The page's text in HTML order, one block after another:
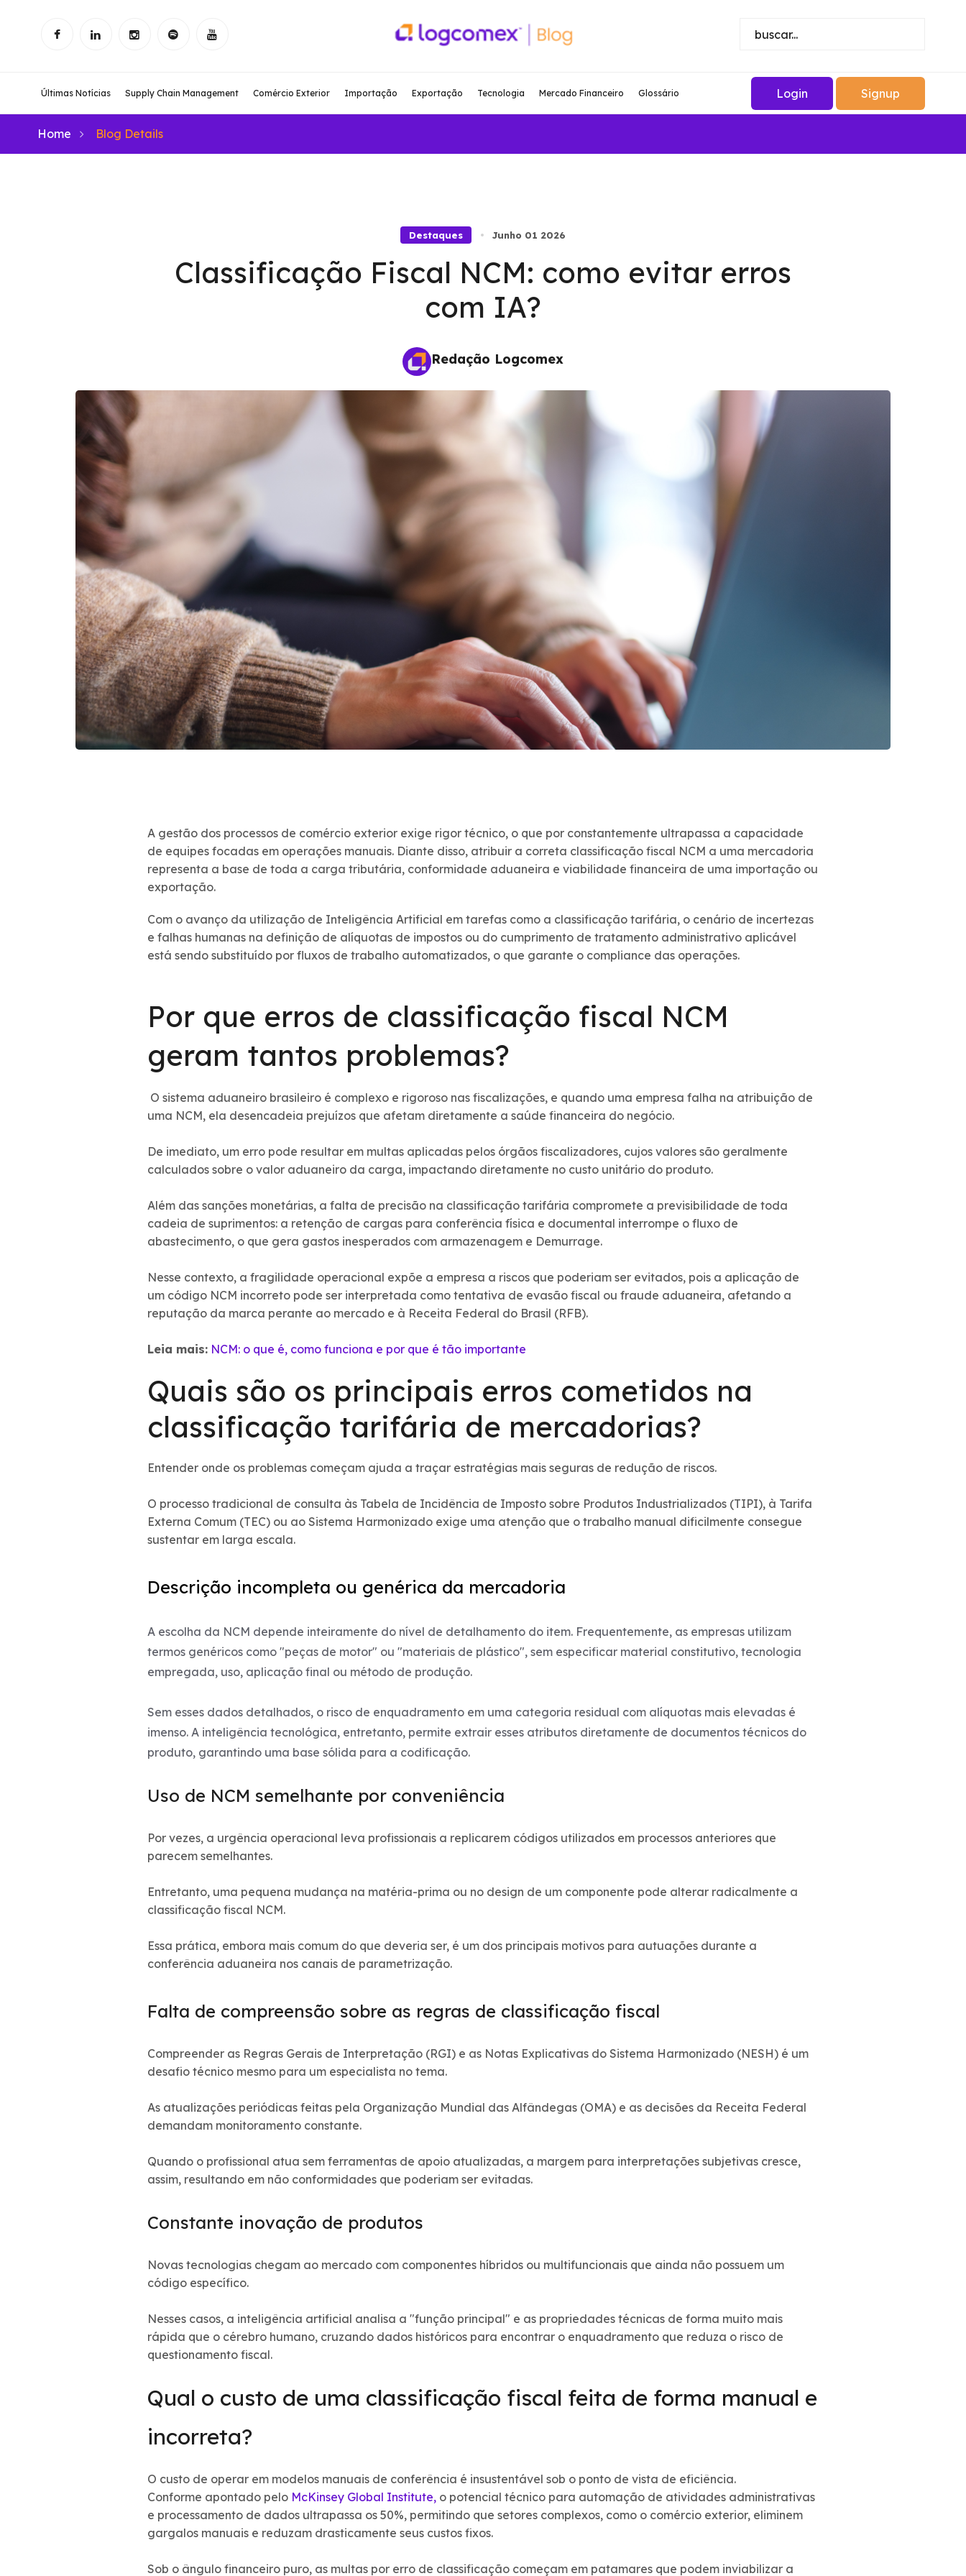
Últimas Notícias Supply Chain Management Comércio Exterior Importação Exportação Tecnologia Mercado Financeiro Glossário Login Signup
Home Blog Details
Destaques Junho 01 2026
Classificação Fiscal NCM: como evitar erros
com IA?
Redação Logcomex
A gestão dos processos de comércio exterior exige rigor técnico, o que por constantemente ultrapassa a capacidade
de equipes focadas em operações manuais. Diante disso, atribuir a correta classificação fiscal NCM a uma mercadoria
representa a base de toda a carga tributária, conformidade aduaneira e viabilidade financeira de uma importação ou
exportação.
Com o avanço da utilização de Inteligência Artificial em tarefas como a classificação tarifária, o cenário de incertezas
e falhas humanas na definição de alíquotas de impostos ou do cumprimento de tratamento administrativo aplicável
está sendo substituído por fluxos de trabalho automatizados, o que garante o compliance das operações.
Por que erros de classificação fiscal NCM
geram tantos problemas?
O sistema aduaneiro brasileiro é complexo e rigoroso nas fiscalizações, e quando uma empresa falha na atribuição de
uma NCM, ela desencadeia prejuízos que afetam diretamente a saúde financeira do negócio.
De imediato, um erro pode resultar em multas aplicadas pelos órgãos fiscalizadores, cujos valores são geralmente
calculados sobre o valor aduaneiro da carga, impactando diretamente no custo unitário do produto.
Além das sanções monetárias, a falta de precisão na classificação tarifária compromete a previsibilidade de toda
cadeia de suprimentos: a retenção de cargas para conferência física e documental interrompe o fluxo de
abastecimento, o que gera gastos inesperados com armazenagem e Demurrage.
Nesse contexto, a fragilidade operacional expõe a empresa a riscos que poderiam ser evitados, pois a aplicação de
um código NCM incorreto pode ser interpretada como tentativa de evasão fiscal ou fraude aduaneira, afetando a
reputação da marca perante ao mercado e à Receita Federal do Brasil (RFB).
Leia mais: NCM: o que é, como funciona e por que é tão importante
Quais são os principais erros cometidos na
classificação tarifária de mercadorias?
Entender onde os problemas começam ajuda a traçar estratégias mais seguras de redução de riscos.
O processo tradicional de consulta às Tabela de Incidência de Imposto sobre Produtos Industrializados (TIPI), à Tarifa
Externa Comum (TEC) ou ao Sistema Harmonizado exige uma atenção que o trabalho manual dificilmente consegue
sustentar em larga escala.
Descrição incompleta ou genérica da mercadoria
A escolha da NCM depende inteiramente do nível de detalhamento do item. Frequentemente, as empresas utilizam
termos genéricos como "peças de motor" ou "materiais de plástico", sem especificar material constitutivo, tecnologia
empregada, uso, aplicação final ou método de produção.
Sem esses dados detalhados, o risco de enquadramento em uma categoria residual com alíquotas mais elevadas é
imenso. A inteligência tecnológica, entretanto, permite extrair esses atributos diretamente de documentos técnicos do
produto, garantindo uma base sólida para a codificação.
Uso de NCM semelhante por conveniência
Por vezes, a urgência operacional leva profissionais a replicarem códigos utilizados em processos anteriores que
parecem semelhantes.
Entretanto, uma pequena mudança na matéria-prima ou no design de um componente pode alterar radicalmente a
classificação fiscal NCM.
Essa prática, embora mais comum do que deveria ser, é um dos principais motivos para autuações durante a
conferência aduaneira nos canais de parametrização.
Falta de compreensão sobre as regras de classificação fiscal
Compreender as Regras Gerais de Interpretação (RGI) e as Notas Explicativas do Sistema Harmonizado (NESH) é um
desafio técnico mesmo para um especialista no tema.
As atualizações periódicas feitas pela Organização Mundial das Alfândegas (OMA) e as decisões da Receita Federal
demandam monitoramento constante.
Quando o profissional atua sem ferramentas de apoio atualizadas, a margem para interpretações subjetivas cresce,
assim, resultando em não conformidades que poderiam ser evitadas.
Constante inovação de produtos
Novas tecnologias chegam ao mercado com componentes híbridos ou multifuncionais que ainda não possuem um
código específico.
Nesses casos, a inteligência artificial analisa a "função principal" e as propriedades técnicas de forma muito mais
rápida que o cérebro humano, cruzando dados históricos para encontrar o enquadramento que reduza o risco de
questionamento fiscal.
Qual o custo de uma classificação fiscal feita de forma manual e
incorreta?
O custo de operar em modelos manuais de conferência é insustentável sob o ponto de vista de eficiência.
Conforme apontado pelo McKinsey Global Institute,o potencial técnico para automação de atividades administrativas
e processamento de dados ultrapassa os 50%, permitindo que setores complexos, como o comércio exterior, eliminem
gargalos manuais e reduzam drasticamente seus custos fixos.
Sob o ângulo financeiro puro, as multas por erro de classificação começam em patamares que podem inviabilizar a